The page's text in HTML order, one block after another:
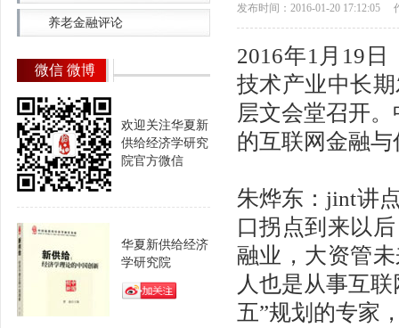
养老金融评论
微信 微博
欢迎关注华夏新
供给经济学研究
院官方微信
华夏新供给经济
学研究院
发布时间：2016-01-20 17:12:05
2016年1月19
技术产业中长
层文会堂召开
的互联网金融
朱烨东：jint讲
口拐点到来以
融业，大资管
人也是从事互
五”规划的专家